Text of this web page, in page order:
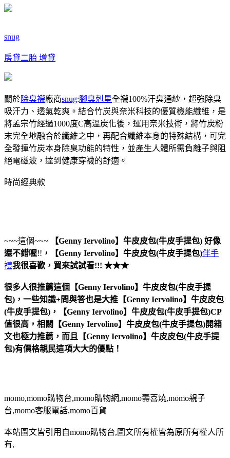
snug
房貸二胎 增貸
關於除臭襪廠商snug:腳臭剋星全襪100%汗臭通紗，超強除臭
吸汗力、透氣乾爽。結合竹炭與奈米科技的優質機能纖維，是
將孟宗竹經過1000度C高溫炭化後，運用奈米技術，將竹炭粉
末完全地融合於纖維之中，再配合纖維本身的特殊結構，可完
全發揮竹炭本身除臭功能的特性，並產生人體所需負離子與阻
絕電磁波，達到健康穿襪的舒適。
時尚經典款
~~~這個~~~ 【Genny Iervolino】牛皮皮包(牛皮手提包) 好像
還不錯喔!! ， 【Genny Iervolino】牛皮皮包(牛皮手提包)伴手
禮我很喜歡，買來試試看!!! ★★★
很多人很推薦這個【Genny Iervolino】牛皮皮包(牛皮手提
包)，一些知識+問與答也是大推【Genny Iervolino】牛皮皮包
(牛皮手提包)，【Genny Iervolino】牛皮皮包(牛皮手提包)CP
值很高，相關【Genny Iervolino】牛皮皮包(牛皮手提包)開箱
文也極力推薦，而且【Genny Iervolino】牛皮皮包(牛皮手提
包)有價格親民這項大大的優點！
momo,momo購物台,momo購物網,momo壽喜燒,momo親子
台,momo客服電話,momo百貨
本站圖文皆引用自momo購物台,圖文所有權皆為原所有權人所
有,